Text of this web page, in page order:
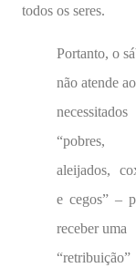
todos os seres.
Portanto, o
não atende
“pobres,
aleijados,
e cegos” –
receber uma
“retribuição”